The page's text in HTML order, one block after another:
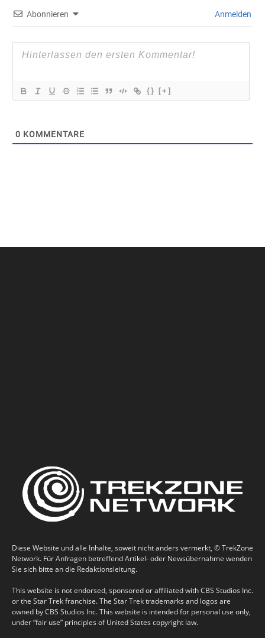
Abonnieren Anmelden
{} [+]
0 KOMMENTARE
Diese Website und alle Inhalte, soweit nicht anders vermerkt, © TrekZone
Network. Für Anfragen betreffend Artikel- oder Newsübernahme wenden
Sie sich bitte an die Redaktionsleitung.
This website is not endorsed, sponsored or affiliated with CBS Studios Inc.
or the Star Trek franchise. The Star Trek trademarks and logos are
owned by CBS Studios Inc. This website is intended for personal use only,
under “fair use” principles of United States copyright law.